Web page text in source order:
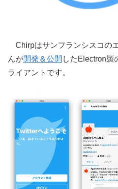
Chirpはサンフランシスコの
んが開発＆公開 したElectron製
ライアントです。